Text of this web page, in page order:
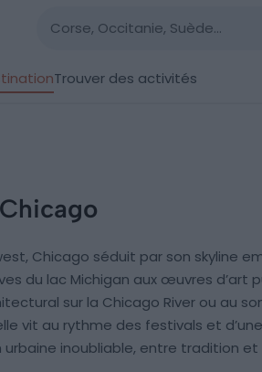
Trouver des activités
Chicago séduit par son skyline
du lac Michigan aux œuvres d’art
sur la Chicago River ou au
vit au rythme des festivals et
inoubliable, entre tradition